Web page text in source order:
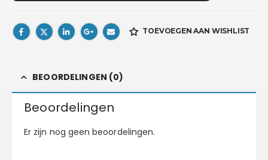
TOEVOEGEN AAN WISHLIST
BEOORDELINGEN (0)
Beoordelingen
Er zijn nog geen beoordelingen.